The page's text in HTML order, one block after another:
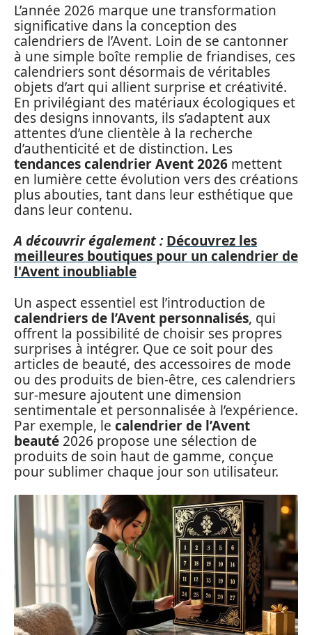
L’année 2026 marque une transformation
significative dans la conception des
calendriers de l’Avent. Loin de se cantonner
à une simple boîte remplie de friandises, ces
calendriers sont désormais de véritables
objets d’art qui allient surprise et créativité.
En privilégiant des matériaux écologiques et
des designs innovants, ils s’adaptent aux
attentes d’une clientèle à la recherche
d’authenticité et de distinction. Les
tendances calendrier Avent 2026 mettent
en lumière cette évolution vers des créations
plus abouties, tant dans leur esthétique que
dans leur contenu.
A découvrir également : Découvrez les
meilleures boutiques pour un calendrier de
l'Avent inoubliable
Un aspect essentiel est l’introduction de
calendriers de l’Avent personnalisés, qui
offrent la possibilité de choisir ses propres
surprises à intégrer. Que ce soit pour des
articles de beauté, des accessoires de mode
ou des produits de bien-être, ces calendriers
sur-mesure ajoutent une dimension
sentimentale et personnalisée à l’expérience.
Par exemple, le calendrier de l’Avent
beauté 2026 propose une sélection de
produits de soin haut de gamme, conçue
pour sublimer chaque jour son utilisateur.